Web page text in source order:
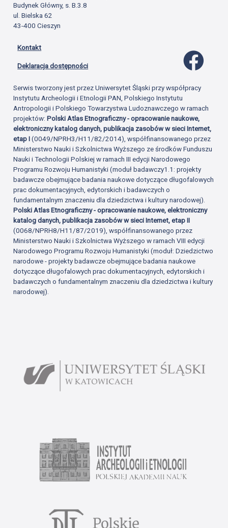
Budynek Główny, s. B.3.8
ul. Bielska 62
43-400 Cieszyn
Kontakt
Deklaracja dostępności
Serwis tworzony jest przez Uniwersytet Śląski przy współpracy
Instytutu Archeologii i Etnologii PAN, Polskiego Instytutu
Antropologii i Polskiego Towarzystwa Ludoznawczego w ramach
projektów:Polski Atlas Etnograficzny - opracowanie naukowe,
elektroniczny katalog danych, publikacja zasobów w sieci Internet,
etap I(0049/NPRH3/H11/82/2014), współfinansowanego przez
Ministerstwo Nauki i Szkolnictwa Wyższego ze środków Funduszu
Nauki i Technologii Polskiej w ramach III edycji Narodowego
Programu Rozwoju Humanistyki (moduł badawczy1.1: projekty
badawcze obejmujące badania naukowe dotyczące długofalowych
prac dokumentacyjnych, edytorskich i badawczych o
fundamentalnym znaczeniu dla dziedzictwa i kultury narodowej).
Polski Atlas Etnograficzny - opracowanie naukowe, elektroniczny
katalog danych, publikacja zasobów w sieci Internet, etap II
(0068/NPRH8/H11/87/2019), współfinansowanego przez
Ministerstwo Nauki i Szkolnictwa Wyższego w ramach VIII edycji
Narodowego Programu Rozwoju Humanistyki (moduł: Dziedzictwo
narodowe - projekty badawcze obejmujące badania naukowe
dotyczące długofalowych prac dokumentacyjnych, edytorskich i
badawczych o fundamentalnym znaczeniu dla dziedzictwa i kultury
narodowej).